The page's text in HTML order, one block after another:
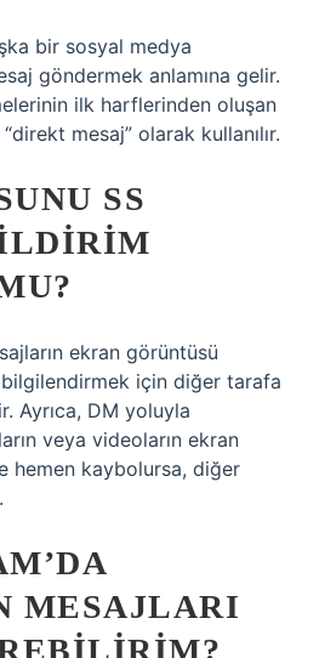
bir sosyal medya
göndermek anlamına gelir.
ilk harflerinden oluşan
mesaj” olarak kullanılır.
SS
ekran görüntüsü
bilgilendirmek için diğer tarafa
Ayrıca, DM yoluyla
veya videoların ekran
hemen kaybolursa, diğer
MESAJLARI